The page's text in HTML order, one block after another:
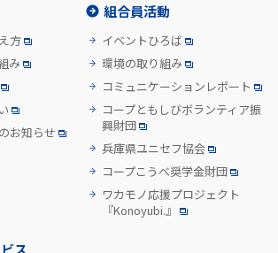
方
み
お知らせ
組合員活動
イベントひろば
環境の取り組み
コミュニケーションレポート
コープともしびボランティア振
興財団
兵庫県ユニセフ協会
コープこうべ奨学金財団
ワカモノ応援プロジェクト
『Konoyubi.』
ス